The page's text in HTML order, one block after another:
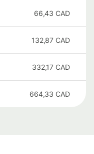
66,43 CAD
132,87 CAD
332,17 CAD
664,33 CAD